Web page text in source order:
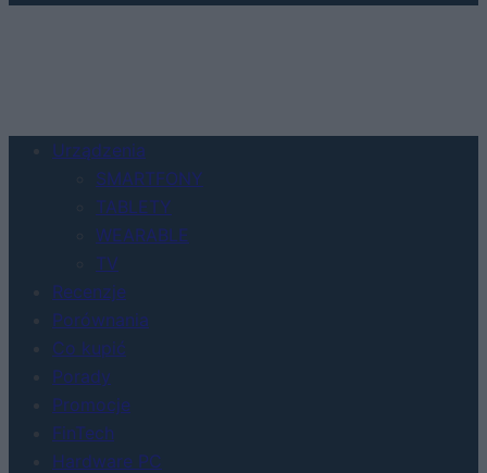
Urządzenia
SMARTFONY
TABLETY
WEARABLE
TV
Recenzje
Porównania
Co kupić
Porady
Promocje
FinTech
Hardware PC